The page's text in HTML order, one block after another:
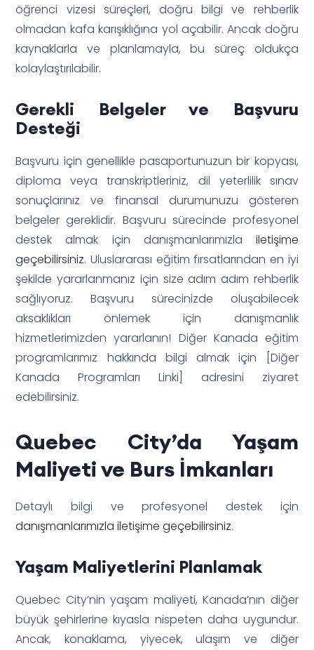
öğrenci vizesi süreçleri, doğru bilgi ve rehberlik
olmadan kafa karışıklığına yol açabilir. Ancak doğru
kaynaklarla ve planlamayla, bu süreç oldukça
kolaylaştırılabilir.
Gerekli Belgeler ve Başvuru
Desteği
Başvuru için genellikle pasaportunuzun bir kopyası,
diploma veya transkriptleriniz, dil yeterlilik sınav
sonuçlarınız ve finansal durumunuzu gösteren
belgeler gereklidir. Başvuru sürecinde profesyonel
destek almak için danışmanlarımızla iletişime
geçebilirsiniz. Uluslararası eğitim fırsatlarından en iyi
şekilde yararlanmanız için size adım adım rehberlik
sağlıyoruz. Başvuru sürecinizde oluşabilecek
aksaklıkları önlemek için danışmanlık
hizmetlerimizden yararlanın! Diğer Kanada eğitim
programlarımız hakkında bilgi almak için [Diğer
Kanada Programları Linki] adresini ziyaret
edebilirsiniz.
Quebec City’da Yaşam
Maliyeti ve Burs İmkanları
Detaylı bilgi ve profesyonel destek için
danışmanlarımızla iletişime geçebilirsiniz.
Yaşam Maliyetlerini Planlamak
Quebec City’nin yaşam maliyeti, Kanada’nın diğer
büyük şehirlerine kıyasla nispeten daha uygundur.
Ancak, konaklama, yiyecek, ulaşım ve diğer